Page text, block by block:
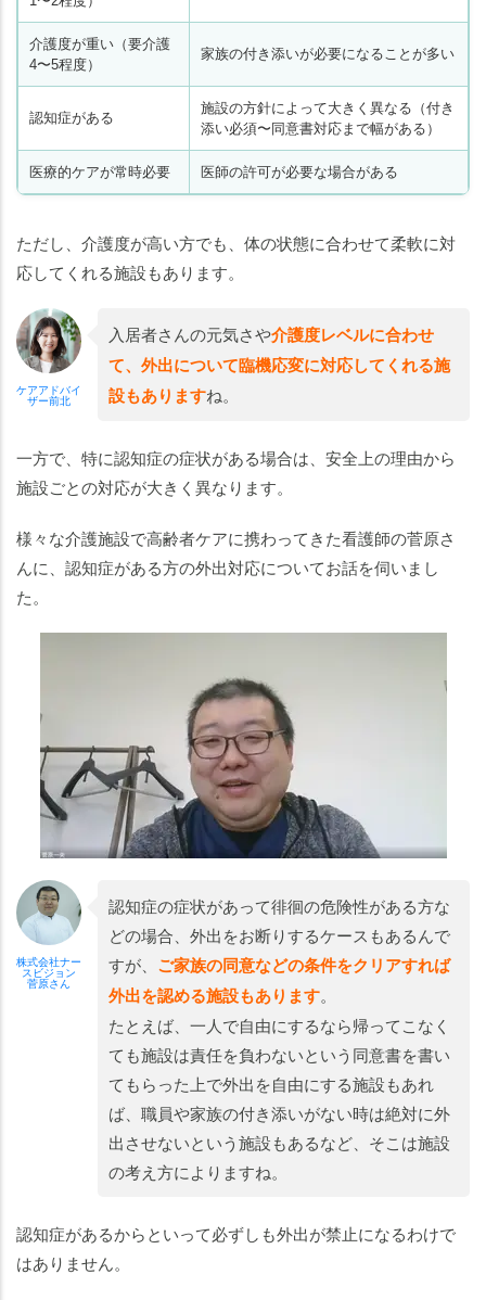
介護度が重い（要介護
4〜5程度）
家族の付き添いが必要になることが多い
認知症がある
施設の方針によって大きく異なる（付き
添い必須〜同意書対応まで幅がある）
医療的ケアが常時必要 医師の許可が必要な場合がある
ただし、介護度が高い方でも、体の状態に合わせて柔軟に対
応してくれる施設もあります。
ケアアドバイ
ザー前北
入居者さんの元気さや介護度レベルに合わせ
て、外出について臨機応変に対応してくれる施
設もありますね。
一方で、特に認知症の症状がある場合は、安全上の理由から
施設ごとの対応が大きく異なります。
様々な介護施設で高齢者ケアに携わってきた看護師の菅原さ
んに、認知症がある方の外出対応についてお話を伺いまし
た。
株式会社ナー
スビジョン
菅原さん
認知症の症状があって徘徊の危険性がある方な
どの場合、外出をお断りするケースもあるんで
すが、 ご家族の同意などの条件をクリアすれば
外出を認める施設もあります。
たとえば、一人で自由にするなら帰ってこなく
ても施設は責任を負わないという同意書を書い
てもらった上で外出を自由にする施設もあれ
ば、職員や家族の付き添いがない時は絶対に外
出させないという施設もあるなど、そこは施設
の考え方によりますね。
認知症があるからといって必ずしも外出が禁止になるわけで
はありません。